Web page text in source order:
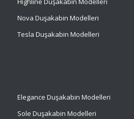
Nova Duşakabin Modelleri
Tesla Duşakabin Modelleri
Elegance Duşakabin Modelleri
Sole Duşakabin Modelleri